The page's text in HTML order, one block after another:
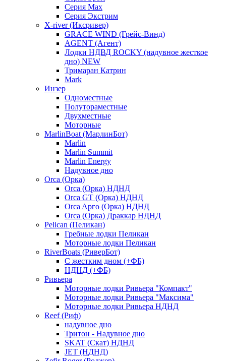
Серия Max
Серия Экстрим
X-river (Иксривер)
GRACE WIND (Грейс-Винд)
AGENT (Агент)
Лодки НДВД ROCKY (надувное жесткое
дно) NEW
Тримаран Катрин
Mark
Инзер
Одноместные
Полутораместные
Двухместные
Моторные
MarlinBoat (МарлинБот)
Marlin
Marlin Summit
Marlin Energy
Надувное дно
Orca (Орка)
Orca (Орка) НДНД
Orca GT (Орка) НДНД
Orca Aрго (Орка) НДНД
Orca (Орка) Драккар НДНД
Pelican (Пеликан)
Гребные лодки Пеликан
Моторные лодки Пеликан
RiverBoats (РиверБот)
С жестким дном (+ФБ)
НДНД (+ФБ)
Ривьера
Моторные лодки Ривьера "Компакт"
Моторные лодки Ривьера "Максима"
Моторные лодки Ривьера НДНД
Reef (Риф)
надувное дно
Тритон - Надувное дно
SKAT (Скат) НДНД
JET (НДНД)